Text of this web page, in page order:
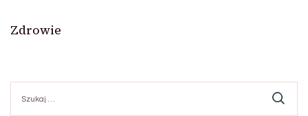
Zdrowie